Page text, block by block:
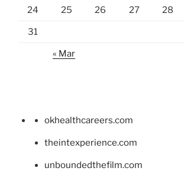
24 25 26 27 28
31
« Mar
okhealthcareers.com
theintexperience.com
unboundedthefilm.com